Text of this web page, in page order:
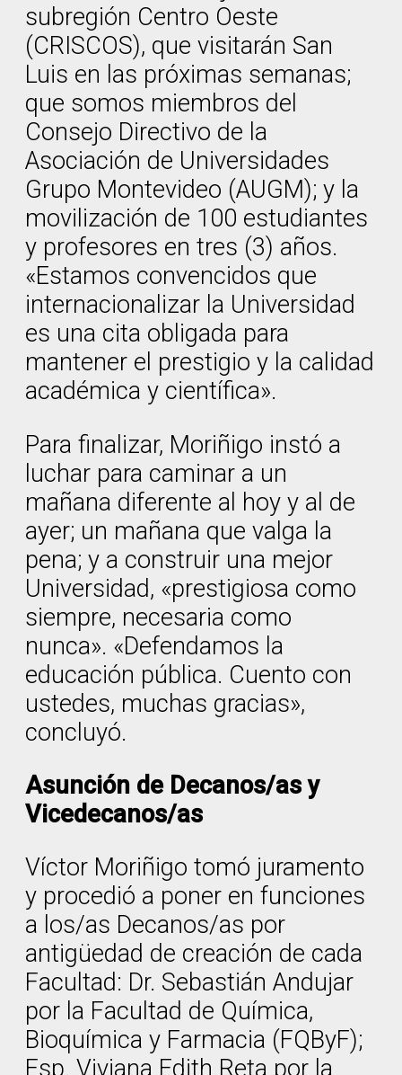
subregión Centro Oeste
(CRISCOS), que visitarán San
Luis en las próximas semanas;
que somos miembros del
Consejo Directivo de la
Asociación de Universidades
Grupo Montevideo (AUGM); y la
movilización de 100 estudiantes
y profesores en tres (3) años.
«Estamos convencidos que
internacionalizar la Universidad
es una cita obligada para
mantener el prestigio y la calidad
académica y científica».
Para finalizar, Moriñigo instó a
luchar para caminar a un
mañana diferente al hoy y al de
ayer; un mañana que valga la
pena; y a construir una mejor
Universidad, «prestigiosa como
siempre, necesaria como
nunca». «Defendamos la
educación pública. Cuento con
ustedes, muchas gracias»,
concluyó.
Asunción de Decanos/as y
Vicedecanos/as
Víctor Moriñigo tomó juramento
y procedió a poner en funciones
a los/as Decanos/as por
antigüedad de creación de cada
Facultad: Dr. Sebastián Andujar
por la Facultad de Química,
Bioquímica y Farmacia (FQByF);
Esp. Viviana Edith Reta por la